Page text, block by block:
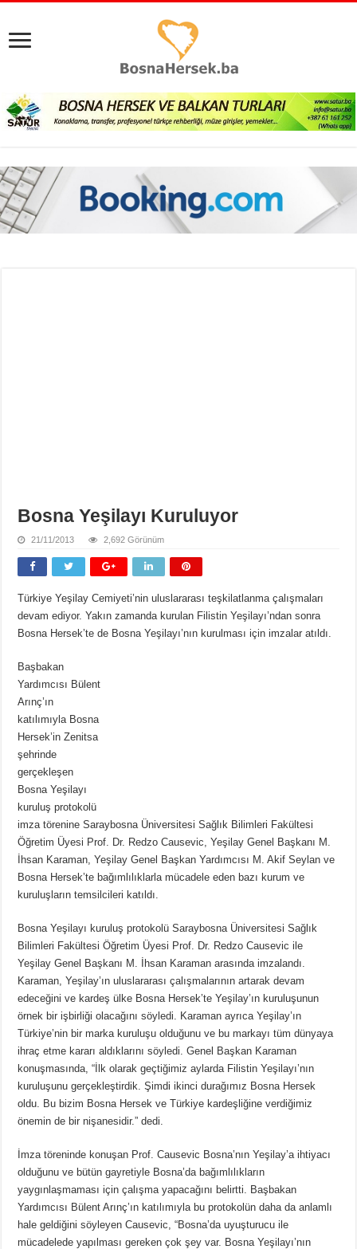
Bosna Yeşilayı Kuruluyor
21/11/2013 2,692 Görünüm
Türkiye Yeşilay Cemiyeti’nin uluslararası teşkilatlanma çalışmaları
devam ediyor. Yakın zamanda kurulan Filistin Yeşilayı’ndan sonra
Bosna Hersek’te de Bosna Yeşilayı’nın kurulması için imzalar atıldı.
Başbakan
Yardımcısı Bülent
Arınç’ın
katılımıyla Bosna
Hersek’in Zenitsa
şehrinde
gerçekleşen
Bosna Yeşilayı
kuruluş protokolü
imza törenine Saraybosna Üniversitesi Sağlık Bilimleri Fakültesi
Öğretim Üyesi Prof. Dr. Redzo Causevic, Yeşilay Genel Başkanı M.
İhsan Karaman, Yeşilay Genel Başkan Yardımcısı M. Akif Seylan ve
Bosna Hersek’te bağımlılıklarla mücadele eden bazı kurum ve
kuruluşların temsilcileri katıldı.
Bosna Yeşilayı kuruluş protokolü Saraybosna Üniversitesi Sağlık
Bilimleri Fakültesi Öğretim Üyesi Prof. Dr. Redzo Causevic ile
Yeşilay Genel Başkanı M. İhsan Karaman arasında imzalandı.
Karaman, Yeşilay’ın uluslararası çalışmalarının artarak devam
edeceğini ve kardeş ülke Bosna Hersek’te Yeşilay’ın kuruluşunun
örnek bir işbirliği olacağını söyledi. Karaman ayrıca Yeşilay’ın
Türkiye’nin bir marka kuruluşu olduğunu ve bu markayı tüm dünyaya
ihraç etme kararı aldıklarını söyledi. Genel Başkan Karaman
konuşmasında, “İlk olarak geçtiğimiz aylarda Filistin Yeşilayı’nın
kuruluşunu gerçekleştirdik. Şimdi ikinci durağımız Bosna Hersek
oldu. Bu bizim Bosna Hersek ve Türkiye kardeşliğine verdiğimiz
önemin de bir nişanesidir.” dedi.
İmza töreninde konuşan Prof. Causevic Bosna’nın Yeşilay’a ihtiyacı
olduğunu ve bütün gayretiyle Bosna’da bağımlılıkların
yaygınlaşmaması için çalışma yapacağını belirtti. Başbakan
Yardımcısı Bülent Arınç’ın katılımıyla bu protokolün daha da anlamlı
hale geldiğini söyleyen Causevic, “Bosna’da uyuşturucu ile
mücadelede yapılması gereken çok şey var. Bosna Yeşilayı’nın